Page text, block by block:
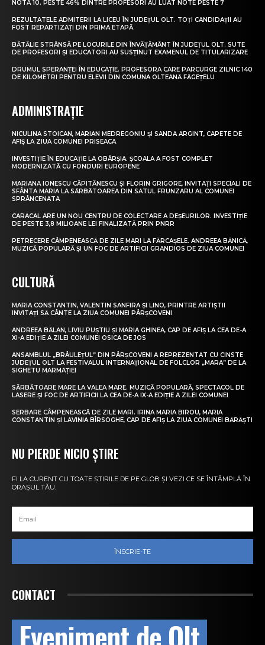
NOTA 10. PESTE 46% DINTRE PROFESORI AU LUAT NOTE PESTE 7
REZULTATELE ADMITERII LA LICEU ÎN JUDEȚUL OLT. TOȚI CANDIDAȚII AU
FOST REPARTIZAȚI DIN PRIMA ETAPĂ
BĂTĂLIE STRÂNSĂ PE LOCURILE DIN ÎNVĂȚĂMÂNT ÎN JUDEȚUL OLT. SUTE
DE PROFESORI ȘI EDUCATORI AU SUSȚINUT EXAMENUL DE TITULARIZARE
DRUMUL SPERANȚEI ÎN EDUCAȚIE. PROFESORA CARE PARCURGE ZILNIC 140
DE KILOMETRI PENTRU ELEVII DIN COMUNA OLTEANĂ FĂGEȚELU
ADMINISTRAȚIE
NICULINA STOICAN, MARIAN MEDREGONIU ȘI SANDA ARGINT, CAPETE DE
AFIȘ LA ZIUA COMUNEI PRISEACA
INVESTIȚIE ÎN EDUCAȚIE LA OBÂRȘIA. ȘCOALA A FOST COMPLET
MODERNIZATĂ CU FONDURI EUROPENE
MARIANA IONESCU CĂPITĂNESCU ȘI FLORIN GRIGORE, INVITAȚI SPECIALI DE
SFÂNTA MARIA LA SĂRBĂTOAREA DIN SATUL FRUNZARU AL COMUNEI
SPRÂNCENATA
CARACAL ARE UN NOU CENTRU DE COLECTARE A DEȘEURILOR. INVESTIȚIE
DE PESTE 3,8 MILIOANE LEI FINALIZATĂ PRIN PNRR
PETRECERE CÂMPENEASCĂ DE ZILE MARI LA FĂRCAȘELE. ANDREEA BĂNICĂ,
MUZICĂ POPULARĂ ȘI UN FOC DE ARTIFICII GRANDIOS DE ZIUA COMUNEI
CULTURĂ
MARIA CONSTANTIN, VALENTIN SANFIRA ȘI LINO, PRINTRE ARTIȘTII
INVITAȚI SĂ CÂNTE LA ZIUA COMUNEI PÂRȘCOVENI
ANDREEA BĂLAN, LIVIU PUȘTIU ȘI MARIA GHINEA, CAP DE AFIȘ LA CEA DE-A
XI-A EDIȚIE A ZILEI COMUNEI OSICA DE JOS
ANSAMBLUL „BRÂULEȚUL” DIN PÂRȘCOVENI A REPREZENTAT CU CINSTE
JUDEȚUL OLT LA FESTIVALUL INTERNAȚIONAL DE FOLCLOR „MARA” DE LA
SIGHETU MARMAȚIEI
SĂRBĂTOARE MARE LA VALEA MARE. MUZICĂ POPULARĂ, SPECTACOL DE
LASERE ȘI FOC DE ARTIFICII LA CEA DE-A IX-A EDIȚIE A ZILEI COMUNEI
SERBARE CÂMPENEASCĂ DE ZILE MARI. IRINA MARIA BIROU, MARIA
CONSTANTIN ȘI LAVINIA BÎRSOGHE, CAP DE AFIȘ LA ZIUA COMUNEI BĂRĂȘTI
NU PIERDE NICIO ȘTIRE
FI LA CURENT CU TOATE ȘTIRILE DE PE GLOB ȘI VEZI CE SE ÎNTÂMPLĂ ÎN
ORAȘUL TĂU.
ÎNSCRIE-TE
CONTACT